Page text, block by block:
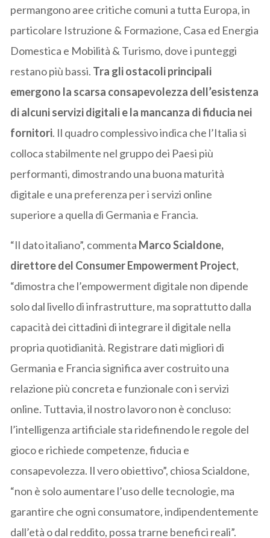
permangono aree critiche comuni a tutta Europa, in
particolare Istruzione & Formazione, Casa ed Energia
Domestica e Mobilità & Turismo, dove i punteggi
restano più bassi. Tra gli ostacoli principali
emergono la scarsa consapevolezza dell’esistenza
di alcuni servizi digitali e la mancanza di fiducia nei
fornitori. Il quadro complessivo indica che l’Italia si
colloca stabilmente nel gruppo dei Paesi più
performanti, dimostrando una buona maturità
digitale e una preferenza per i servizi online
superiore a quella di Germania e Francia.
“Il dato italiano”, commenta Marco Scialdone,
direttore del Consumer Empowerment Project,
“dimostra che l’empowerment digitale non dipende
solo dal livello di infrastrutture, ma soprattutto dalla
capacità dei cittadini di integrare il digitale nella
propria quotidianità. Registrare dati migliori di
Germania e Francia significa aver costruito una
relazione più concreta e funzionale con i servizi
online. Tuttavia, il nostro lavoro non è concluso:
l’intelligenza artificiale sta ridefinendo le regole del
gioco e richiede competenze, fiducia e
consapevolezza. Il vero obiettivo”, chiosa Scialdone,
“non è solo aumentare l’uso delle tecnologie, ma
garantire che ogni consumatore, indipendentemente
dall’età o dal reddito, possa trarne benefici reali”.